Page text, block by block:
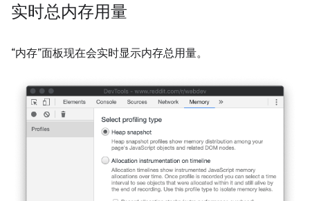
实时总内存用量
“内存”面板现在会实时显示内存总用量。